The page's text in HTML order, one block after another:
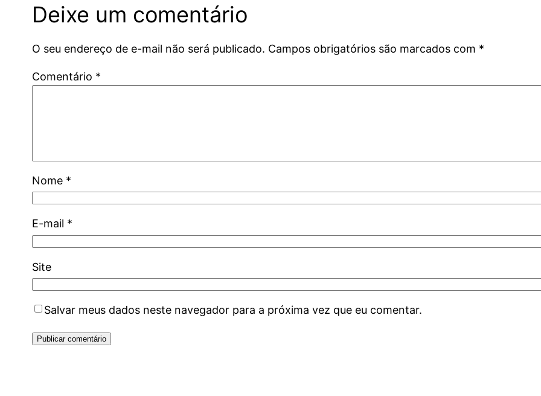
Deixe um comentário
O seu endereço de e-mail não será publicado. Campos obrigatórios são marcados com *
Comentário *
Nome *
E-mail *
Site
Salvar meus dados neste navegador para a próxima vez que eu comentar.